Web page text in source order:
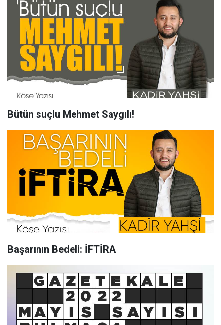
Bütün suçlu Mehmet Saygılı!
Başarının Bedeli: İFTİRA